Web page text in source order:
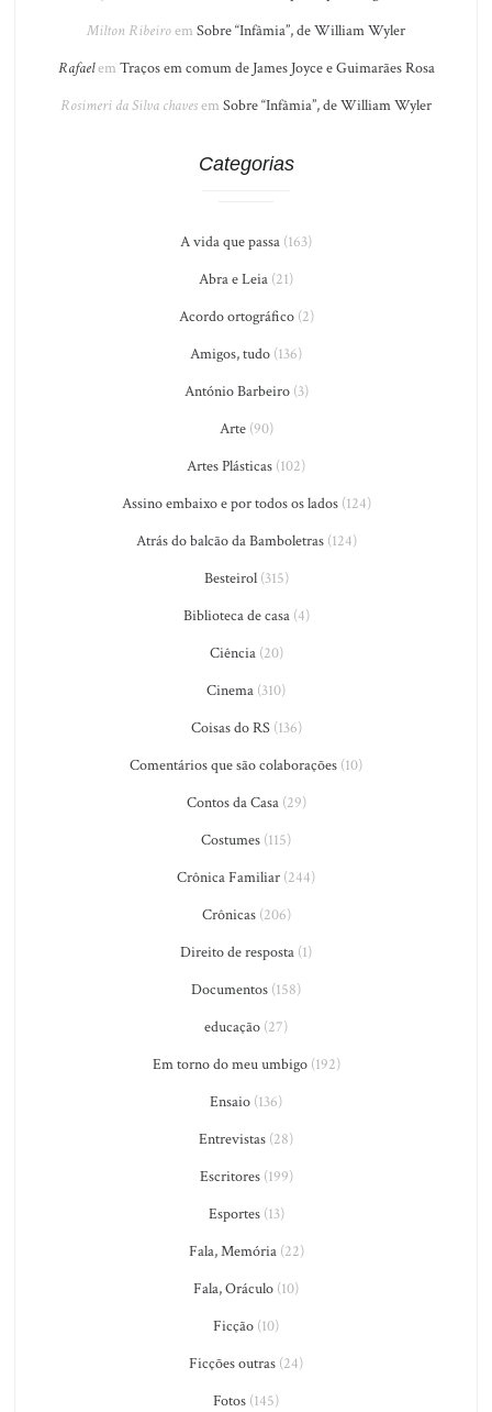
Milton Ribeiroem Sobre “Infâmia”, de William Wyler
Rafaelem Traços em comum de James Joyce e Guimarães Rosa
Rosimeri da Silva chavesem Sobre “Infâmia”, de William Wyler
Categorias
A vida que passa (163)
Abra e Leia (21)
Acordo ortográfico(2)
Amigos, tudo (136)
António Barbeiro(3)
Arte(90)
Artes Plásticas (102)
Assino embaixo e por todos os lados(124)
Atrás do balcão da Bamboletras(124)
Besteirol(315)
Biblioteca de casa(4)
Ciência(20)
Cinema (310)
Coisas do RS(136)
Comentários que são colaborações (10)
Contos da Casa(29)
Costumes (115)
Crônica Familiar (244)
Crônicas(206)
Direito de resposta (1)
Documentos (158)
educação (27)
Em torno do meu umbigo(192)
Ensaio (136)
Entrevistas (28)
Escritores(199)
Esportes(13)
Fala, Memória(22)
Fala, Oráculo (10)
Ficção (10)
Ficções outras (24)
Fotos (145)